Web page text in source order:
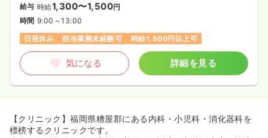
給与 時給1,300〜1,500円
時間 9:00～13:00
日祝休み
担当業務未経験可 時給1,500円以上可
気になる 詳細を見る
【クリニック】福岡県糟屋郡にある内科・小児科・消化器科を
標榜するクリニックです。